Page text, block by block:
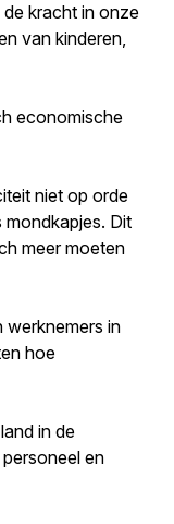
kracht in onze
van kinderen,
economische
niet op orde
mondkapjes. Dit
meer moeten
werknemers in
hoe
in de
en